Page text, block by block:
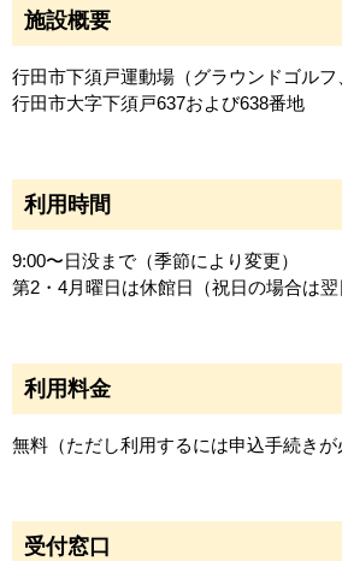
施設概要
行田市下須戸運動場（グラウンドゴルフ
行田市大字下須戸637および638番地
利用時間
9:00〜日没まで（季節により変更）
第2・4月曜日は休館日（祝日の場合は翌
利用料金
無料（ただし利用するには申込手続きが
受付窓口